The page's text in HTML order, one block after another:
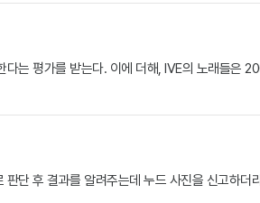
는 평가를 받는다. 이에 더해, IVE의 노래들은
단 후 결과를 알려주는데 누드 사진을 신고하